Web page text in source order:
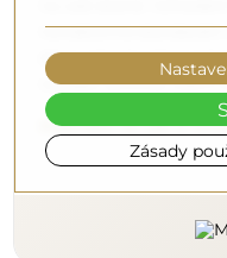
Chcete se dozvědět
Objevte více tipů na
Zásady